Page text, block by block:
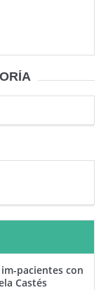
pacientes con
Castés